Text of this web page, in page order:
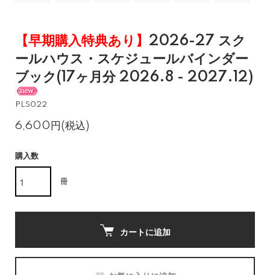
【早期購入特典あり】 2026-27 スク
ールハウス・スケジュールバインダー
ブック(17ヶ月分 2026.8 - 2027.12)
PLS022
6,600円(税込)
購入数
冊
カートに追加